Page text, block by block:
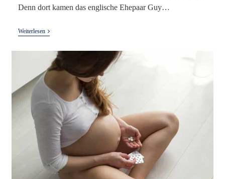
Denn dort kamen das englische Ehepaar Guy…
WeiterlesenBambino